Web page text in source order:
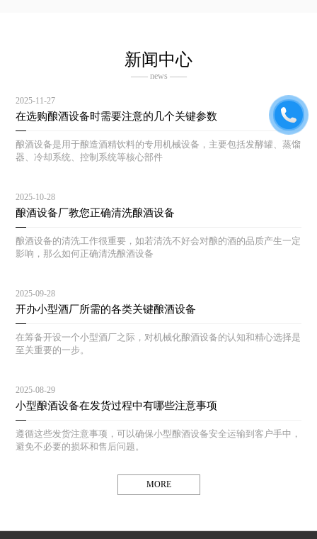
新闻中心
—— news ——
2025-11-27
在选购酿酒设备时需要注意的几个关键参数
酿酒设备是用于酿造酒精饮料的专用机械设备，主要包括发酵罐、蒸馏
器、冷却系统、控制系统等核心部件
2025-10-28
酿酒设备厂教您正确清洗酿酒设备
酿酒设备的清洗工作很重要，如若清洗不好会对酿的酒的品质产生一定
影响，那么如何正确清洗酿酒设备
2025-09-28
开办小型酒厂所需的各类关键酿酒设备
在筹备开设一个小型酒厂之际，对机械化酿酒设备的认知和精心选择是
至关重要的一步。
2025-08-29
小型酿酒设备在发货过程中有哪些注意事项
遵循这些发货注意事项，可以确保小型酿酒设备安全运输到客户手中，
避免不必要的损坏和售后问题。
MORE